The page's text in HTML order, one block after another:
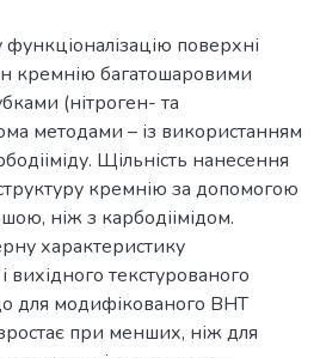
поверхні
кремнію багатошаровими
(нітроген- та
методами – із використанням
Щільність нанесення
кремнію за допомогою
ніж з карбодіімідом.
характеристику
текстурованого
для модифікованого ВНТ
при менших, ніж для